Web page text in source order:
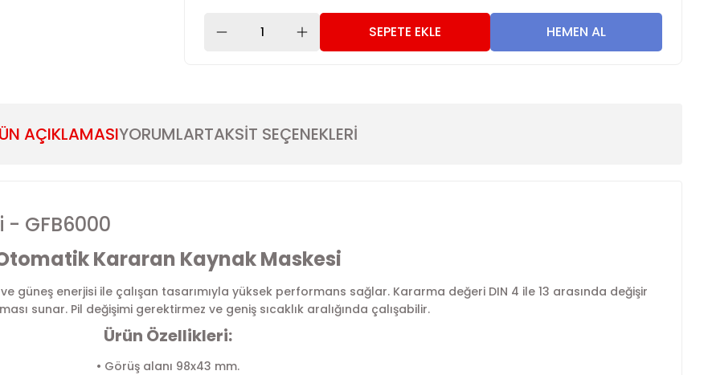
SEPETE EKLE HEMEN AL
AÇIKLAMASIYORUMLARTAKSİT SEÇENEKLERİ
GFB6000
Kararan Kaynak Maskesi
güneş enerjisi ile çalışan tasarımıyla yüksek performans sağlar. Kararma değeri DIN 4 ile 13 arasında değişir
sunar. Pil değişimi gerektirmez ve geniş sıcaklık aralığında çalışabilir.
Ürün Özellikleri:
• Görüş alanı 98x43 mm.